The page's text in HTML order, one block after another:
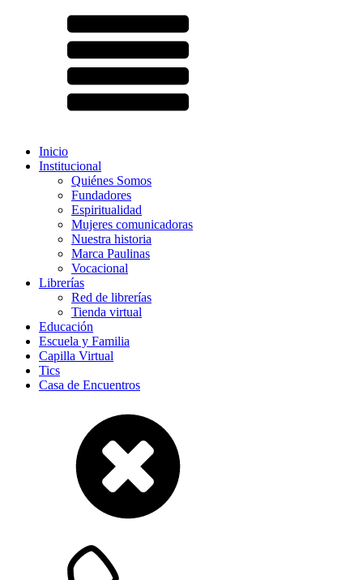
Inicio
Institucional
Quiénes Somos
Fundadores
Espiritualidad
Mujeres comunicadoras
Nuestra historia
Marca Paulinas
Vocacional
Librerías
Red de librerías
Tienda virtual
Educación
Escuela y Familia
Capilla Virtual
Tics
Casa de Encuentros